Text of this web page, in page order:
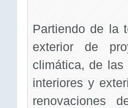
Partiendo de la
exterior de
climática, de las
interiores y
renovaciones